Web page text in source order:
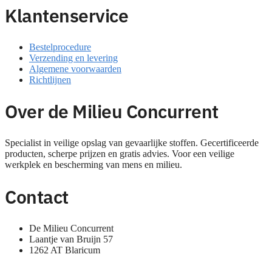
Klantenservice
Bestelprocedure
Verzending en levering
Algemene voorwaarden
Richtlijnen
Over de Milieu Concurrent
Specialist in veilige opslag van gevaarlijke stoffen. Gecertificeerde
producten, scherpe prijzen en gratis advies. Voor een veilige
werkplek en bescherming van mens en milieu.
Contact
De Milieu Concurrent
Laantje van Bruijn 57
1262 AT Blaricum